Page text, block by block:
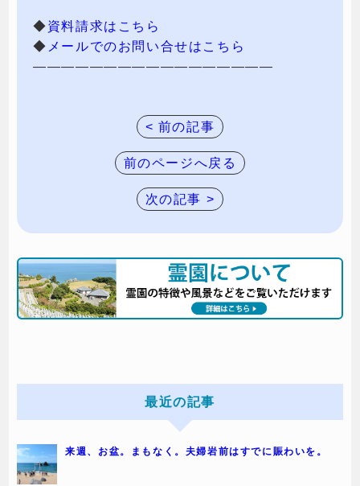
◆資料請求はこちら
◆ メールでのお問い合せはこちら
—————————————————
< 前の記事
前のページへ戻る
次の記事 >
最近の記事
来週、お盆。まもなく。夫婦岩前はすでに賑わいを。